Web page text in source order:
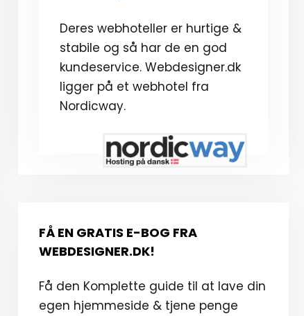
Deres webhoteller er hurtige &
stabile og så har de en god
kundeservice. Webdesigner.dk
ligger på et webhotel fra
Nordicway.
FÅ EN GRATIS E-BOG FRA
WEBDESIGNER.DK!
Få den Komplette guide til at lave din
egen hjemmeside & tjene penge